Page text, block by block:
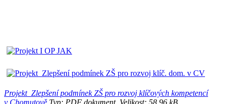
Projekt_Zlepšení podmínek ZŠ pro rozvoj klíčových kompetencí
v Chomutově Typ: PDF dokument, Velikost: 58.96 kB